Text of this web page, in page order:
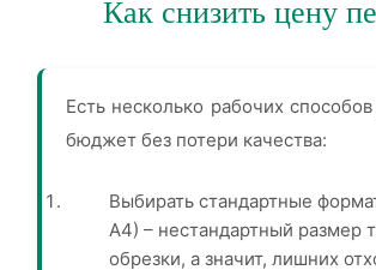
Как снизить цену
Есть несколько рабочих
бюджет без потери качества:
Выбирать стандартные
А4) – нестандартный размер
обрезки, а значит, лишних